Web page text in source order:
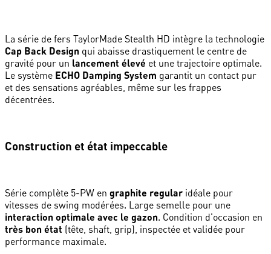
La série de fers TaylorMade Stealth HD intègre la technologie
Cap Back Design qui abaisse drastiquement le centre de
gravité pour un lancement élevé et une trajectoire optimale.
Le système ECHO Damping System garantit un contact pur
et des sensations agréables, même sur les frappes
décentrées.
Construction et état impeccable
Série complète 5-PW en graphite regular idéale pour
vitesses de swing modérées. Large semelle pour une
interaction optimale avec le gazon. Condition d'occasion en
très bon état (tête, shaft, grip), inspectée et validée pour
performance maximale.